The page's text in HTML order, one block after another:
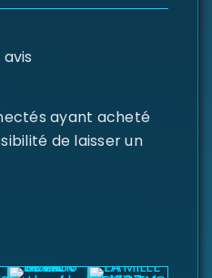
ayant acheté
de laisser un